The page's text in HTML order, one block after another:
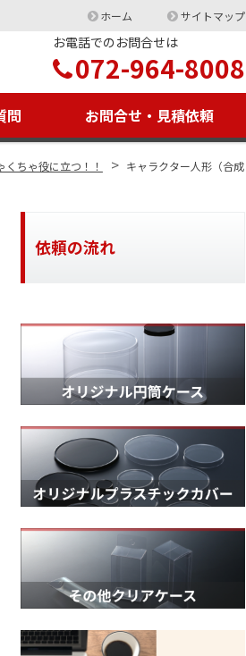
ホーム サイトマップ
お電話でのお問合せは
072-964-8008
問 お問合せ・見積依頼
ちゃ役に立つ！！ > キャラクター人形（合成
依頼の流れ